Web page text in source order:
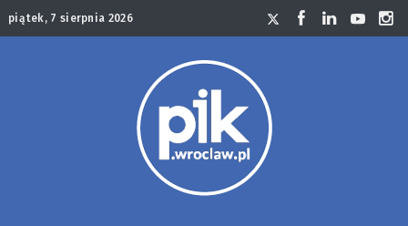
piątek, 7 sierpnia 2026